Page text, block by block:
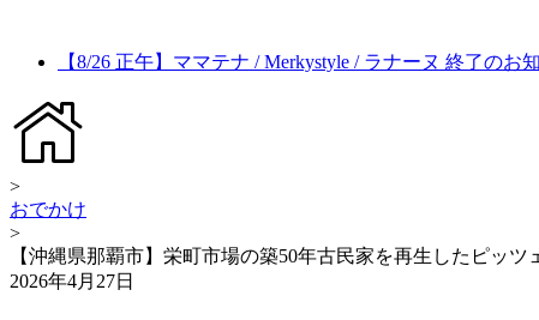
【8/26 正午】ママテナ / Merkystyle / ラナーヌ 終了のお
>
おでかけ
>
【沖縄県那覇市】栄町市場の築50年古民家を再生したピッ
2026年4月27日